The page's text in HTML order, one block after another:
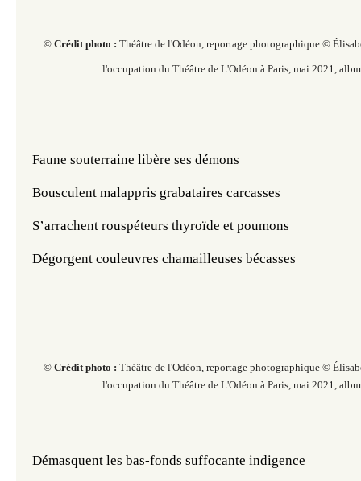
©Crédit photo : Théâtre de l'Odéon, reportage photographique ©
l'occupation du Théâtre de L'Odéon à Paris, mai 2021,
Faune souterraine libère ses démons
Bousculent malappris grabataires carcasses
S’arrachent rouspéteurs thyroïde et poumons
Dégorgent couleuvres chamailleuses bécasses
©Crédit photo : Théâtre de l'Odéon, reportage photographique ©
l'occupation du Théâtre de L'Odéon à Paris, mai 2021,
Démasquent les bas-fonds suffocante indigence